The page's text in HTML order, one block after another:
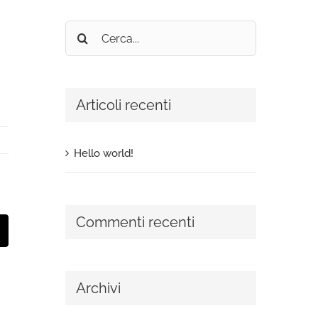
Cerca
per:
Articoli recenti
Hello world!
Commenti recenti
Archivi